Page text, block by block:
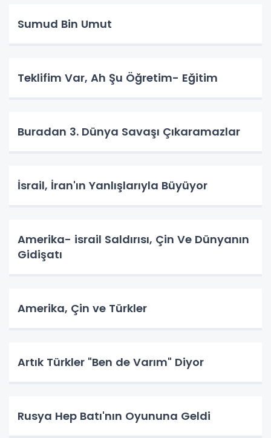
Sumud Bin Umut
Teklifim Var, Ah Şu Öğretim- Eğitim
Buradan 3. Dünya Savaşı Çıkaramazlar
İsrail, İran'ın Yanlışlarıyla Büyüyor
Amerika- israil Saldırısı, Çin Ve Dünyanın
Gidişatı
Amerika, Çin ve Türkler
Artık Türkler "Ben de Varım" Diyor
Rusya Hep Batı'nın Oyununa Geldi